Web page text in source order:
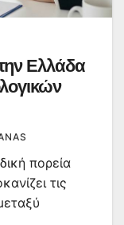
Ελλάδα
πορεία
τις